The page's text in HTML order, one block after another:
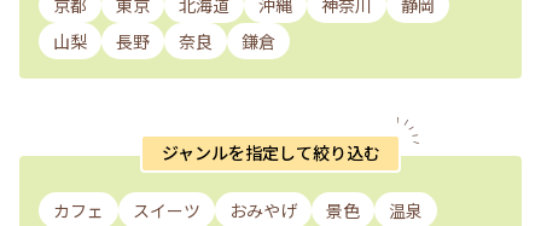
山梨
長野 奈良 鎌倉
ジャンルを指定して絞り込む
カフェ スイーツ おみやげ 景色
温泉